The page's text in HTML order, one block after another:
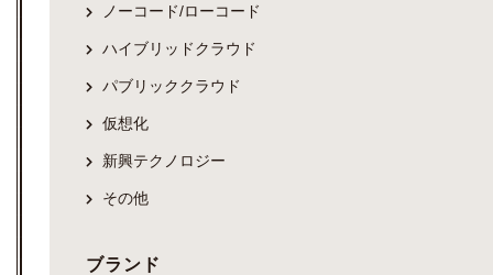
ノーコード/ローコード
ハイブリッドクラウド
パブリッククラウド
仮想化
新興テクノロジー
その他
ブランド